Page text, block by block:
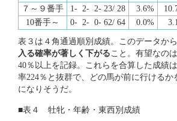
７～９番手
1- 2- 2- 23/ 28 3.6%
10番手～
0- 2- 0- 62/ 64 0.0%
表３は４角通過順別成績。このデータから
入る確率が著しく下がること。有望なの
40％以上を記録。これらを合算した成績
率224％と抜群で、どの馬が前に行ける
になりそうだ。
■表４ 牡牝・年齢・東西別成績